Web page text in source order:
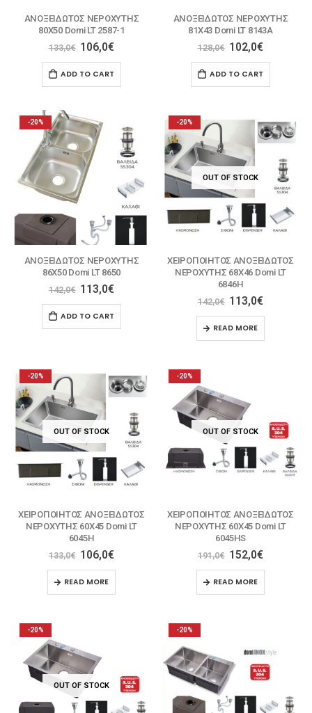
ΑΝΟΞΕΙΔΩΤΟΣ ΝΕΡΟΧΥΤΗΣ
80X50 Domi LT 2587-1
133,0€ 106,0€
ADD TO CART
ΑΝΟΞΕΙΔΩΤΟΣ ΝΕΡΟΧΥΤΗΣ
81X43 Domi LT 8143A
128,0€ 102,0€
ADD TO CART
-20%
ΑΝΟΞΕΙΔΩΤΟΣ ΝΕΡΟΧΥΤΗΣ
86X50 Domi LT 8650
142,0€ 113,0€
ADD TO CART
-20%
OUT OF STOCK
ΧΕΙΡΟΠΟΙΗΤΟΣ ΑΝΟΞΕΙΔΩΤΟΣ
ΝΕΡΟΧΥΤΗΣ 68X46 Domi LT
6846Η
142,0€ 113,0€
READ MORE
-20%
OUT OF STOCK
ΧΕΙΡΟΠΟΙΗΤΟΣ ΑΝΟΞΕΙΔΩΤΟΣ
ΝΕΡΟΧΥΤΗΣ 60X45 Domi LT
6045H
133,0€ 106,0€
READ MORE
-20%
OUT OF STOCK
ΧΕΙΡΟΠΟΙΗΤΟΣ ΑΝΟΞΕΙΔΩΤΟΣ
ΝΕΡΟΧΥΤΗΣ 60X45 Domi LT
6045HS
191,0€ 152,0€
READ MORE
-20%
OUT OF STOCK
-20%